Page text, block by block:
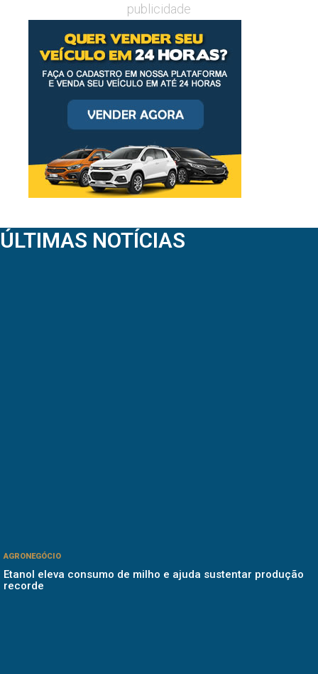
publicidade
ÚLTIMAS NOTÍCIAS
AGRONEGÓCIO
Etanol eleva consumo de milho e ajuda sustentar produção
recorde